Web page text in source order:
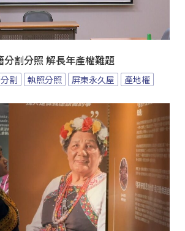
分割分照 解長年產權難題
割 執照分照 屏東永久屋 產地權